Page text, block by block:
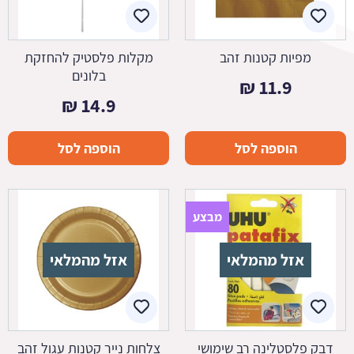
מפיות קטנות זהב
11.9
₪
הוספה לסל
מקלות פלסטיק להחזקת
בלונים
14.9
₪
הוספה לסל
אזל מהמלאי
מבצע
דבק פלסטלינה רב שימושי
אזל מהמלאי
צלחות נייר קטנות עגול זהב